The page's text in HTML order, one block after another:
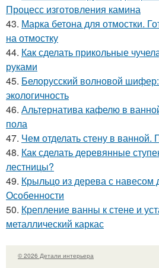
Процесс изготовления камина
43. Марка бетона для отмостки.
на отмостку
44. Как сделать прикольные
руками
45. Белорусский волновой шифер:
экологичность
46. Альтернатива кафелю в
пола
47. Чем отделать стену в
48. Как сделать деревянные
лестницы?
49. Крыльцо из дерева с навесом
Особенности
50. Крепление ванны к стене и
металлический каркас
© 2026 Детали интерьера